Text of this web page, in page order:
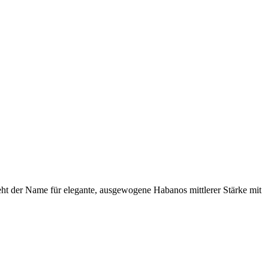
Name für elegante, ausgewogene Habanos mittlerer Stärke mit